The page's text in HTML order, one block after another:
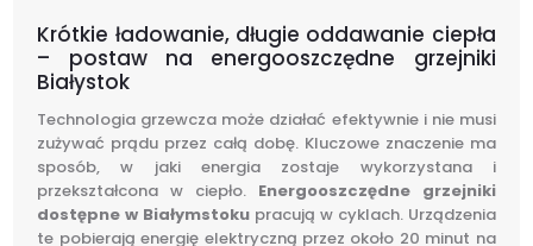
Krótkie ładowanie, długie oddawanie ciepła
– postaw na energooszczędne grzejniki
Białystok
Technologia grzewcza może działać efektywnie i nie musi
zużywać prądu przez całą dobę. Kluczowe znaczenie ma
sposób, w jaki energia zostaje wykorzystana i
przekształcona w ciepło. Energooszczędne grzejniki
dostępne w Białymstoku pracują w cyklach. Urządzenia
te pobierają energię elektryczną przez około 20 minut na